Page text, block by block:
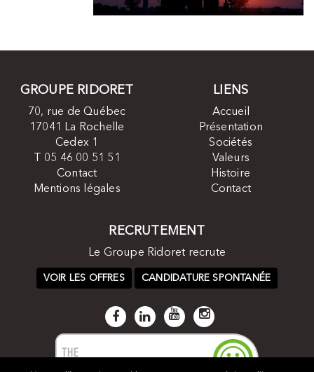
GROUPE RIDORET
70, rue de Québec
17041 La Rochelle
Cedex 1
T 05 46 00 51 51
Contact
Mentions légales
LIENS
Accueil
Présentation
Sociétés
Valeurs
Histoire
Contact
RECRUTEMENT
Le Groupe Ridoret recrute
VOIR LES OFFRES CANDIDATURE SPONTANÉE